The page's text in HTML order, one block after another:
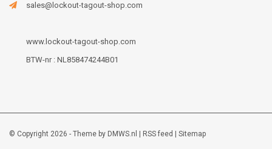
sales@lockout-tagout-shop.com
www.lockout-tagout-shop.com
BTW-nr : NL858474244B01
© Copyright 2026 - Theme by DMWS.nl RSS feed Sitemap